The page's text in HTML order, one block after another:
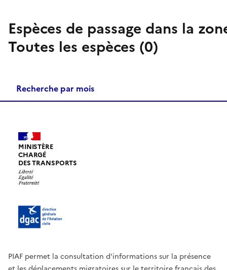
Espèces de passage dans la
Toutes les espèces (0)
Recherche par mois
MINISTÈRE
CHARGÉ
DES TRANSPORTS
PIAF permet la consultation d'informations sur la présence